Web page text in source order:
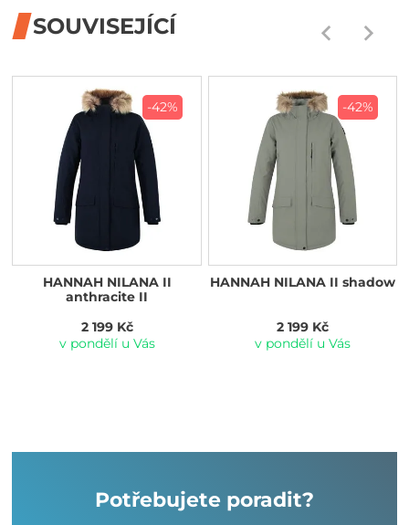
SOUVISEJÍCÍ
-42%
HANNAH NILANA II
anthracite II
2 199 Kč
v pondělí u Vás
-42%
HANNAH NILANA II shadow
2 199 Kč
v pondělí u Vás
Potřebujete poradit?